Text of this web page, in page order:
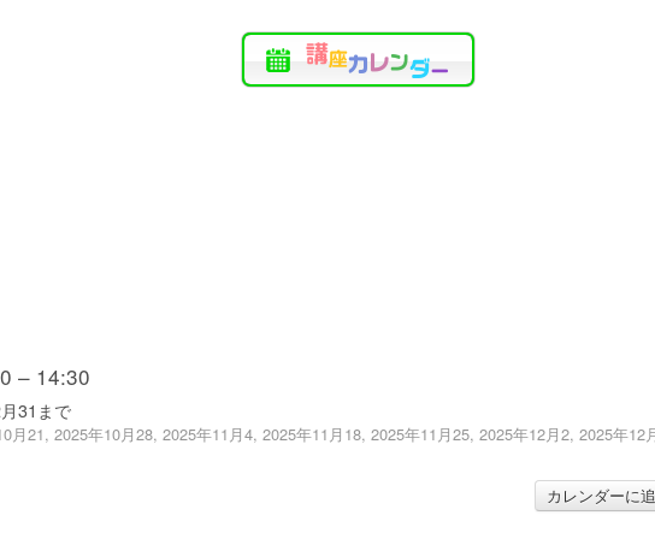
– 14:30
31まで
月21, 2025年10月28, 2025年11月4, 2025年11月18, 2025年11月25, 2025年12月2, 2025年12
カレンダーに